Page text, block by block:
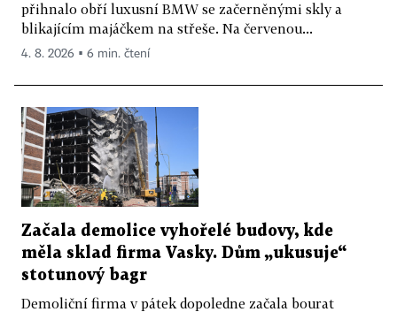
přihnalo obří luxusní BMW se začerněnými skly a
blikajícím majáčkem na střeše. Na červenou...
4. 8. 2026 ▪ 6 min. čtení
Začala demolice vyhořelé budovy, kde
měla sklad firma Vasky. Dům „ukusuje“
stotunový bagr
Demoliční firma v pátek dopoledne začala bourat